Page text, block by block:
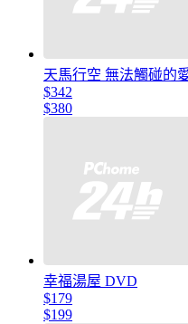
天馬行空 無法觸碰的
$342
$380
幸福湯屋 DVD
$179
$199